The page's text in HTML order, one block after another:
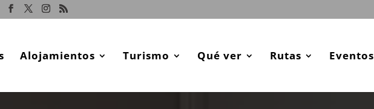
Alojamientos Turismo Qué ver Rutas Eventos